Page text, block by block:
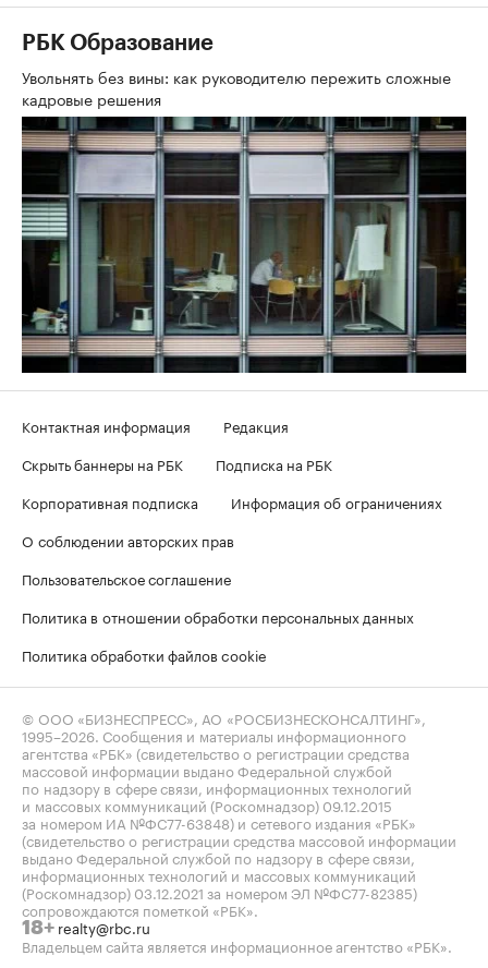
РБК Образование
Увольнять без вины: как руководителю пережить сложные
кадровые решения
Контактная информация
Редакция
Скрыть баннеры на РБК
Подписка на РБК
Корпоративная подписка
Информация об ограничениях
О соблюдении авторских прав
Пользовательское соглашение
Политика в отношении обработки персональных данных
Политика обработки файлов cookie
© ООО «БИЗНЕСПРЕСС», АО «РОСБИЗНЕСКОНСАЛТИНГ»,
1995–2026 . Сообщения и материалы информационного
агентства «РБК» (свидетельство о регистрации средства
массовой информации выдано Федеральной службой
по надзору в сфере связи, информационных технологий
и массовых коммуникаций (Роскомнадзор) 09.12.2015
за номером ИА №ФС77-63848) и сетевого издания «РБК»
(свидетельство о регистрации средства массовой информации
выдано Федеральной службой по надзору в сфере связи,
информационных технологий и массовых коммуникаций
(Роскомнадзор) 03.12.2021 за номером ЭЛ №ФС77-82385)
сопровождаются пометкой «РБК».
18+ realty@rbc.ru
Владельцем сайта является информационное агентство «РБК».